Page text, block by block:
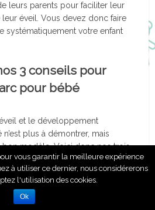
leurs parents pour faciliter leur
éveil. Vous devez donc faire
systématiquement votre enfant
3 conseils pour
pour bébé
et le développement
plus à démontrer, mais
modèle. Voici donc nos trois
choix :
normes de sécurité
est le critère le plus important à
vous garantir la meilleure expérience
à utiliser ce dernier, nous considérerons
l'utilisation des cookies.
Ok